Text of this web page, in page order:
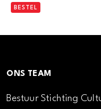
BESTEL
ONS TEAM
Bestuur Stichting